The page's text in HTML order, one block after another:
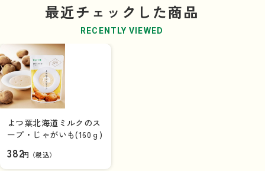
最近チェックした商品
RECENTLY VIEWED
よつ葉北海道ミルクのス
ープ・じゃがいも(160ｇ)
382円（税込）